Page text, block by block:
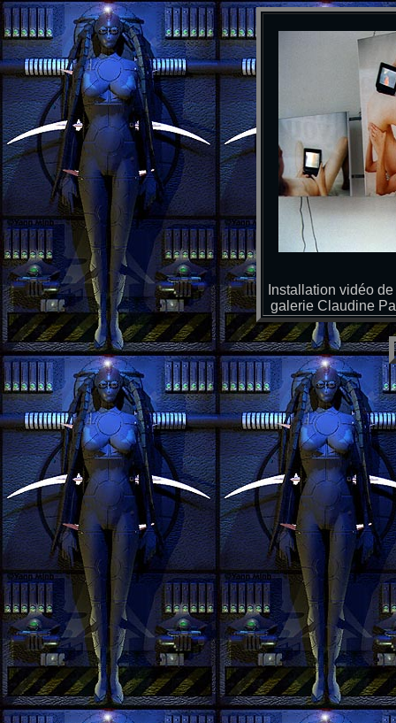
Installation vidéo
galerie Claudine